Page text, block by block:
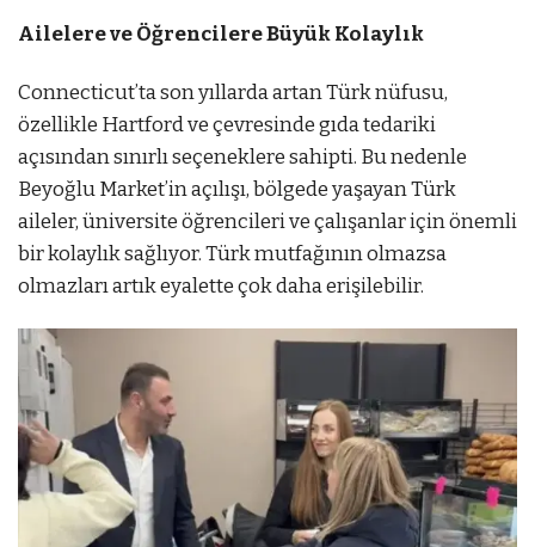
Ailelere ve Öğrencilere Büyük Kolaylık
Connecticut’ta son yıllarda artan Türk nüfusu,
özellikle Hartford ve çevresinde gıda tedariki
açısından sınırlı seçeneklere sahipti. Bu nedenle
Beyoğlu Market’in açılışı, bölgede yaşayan Türk
aileler, üniversite öğrencileri ve çalışanlar için önemli
bir kolaylık sağlıyor. Türk mutfağının olmazsa
olmazları artık eyalette çok daha erişilebilir.